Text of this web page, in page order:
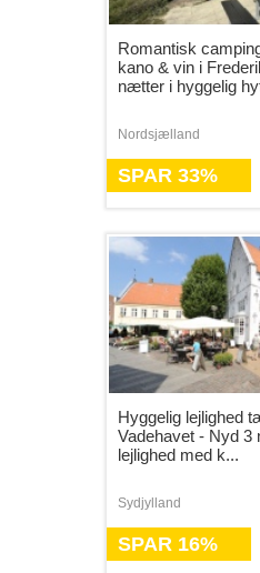
Romantisk
kano & vin i
nætter i hyggelig
Nordsjælland
SPAR 33%
Hyggelig lejlighed
Vadehavet - Nyd
lejlighed med k...
Sydjylland
SPAR 16%